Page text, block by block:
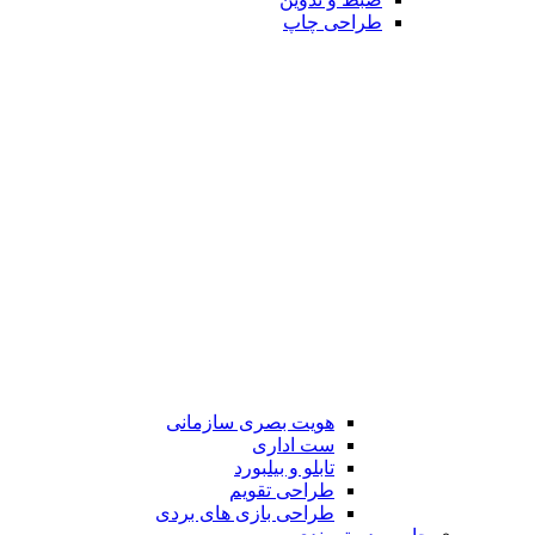
طراحی چاپ
هویت بصری سازمانی
ست اداری
تابلو و بیلبورد
طراحی تقویم
طراحی بازی های بردی